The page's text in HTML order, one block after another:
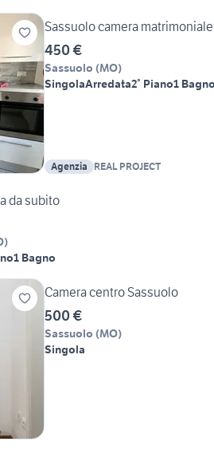
Sassuolo camera
450 €
Sassuolo (MO)
SingolaArredata2° Piano1 Bagno
Agenzia REAL PROJECT
da subito
)
1 Bagno
Camera centro Sassuolo
500 €
Sassuolo (MO)
Singola